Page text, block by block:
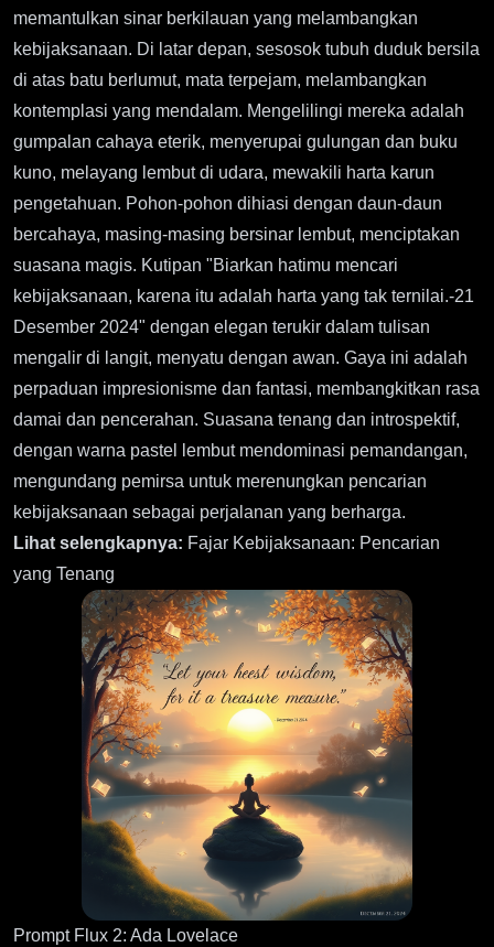
memantulkan sinar berkilauan yang melambangkan
kebijaksanaan. Di latar depan, sesosok tubuh duduk bersila
di atas batu berlumut, mata terpejam, melambangkan
kontemplasi yang mendalam. Mengelilingi mereka adalah
gumpalan cahaya eterik, menyerupai gulungan dan buku
kuno, melayang lembut di udara, mewakili harta karun
pengetahuan. Pohon-pohon dihiasi dengan daun-daun
bercahaya, masing-masing bersinar lembut, menciptakan
suasana magis. Kutipan "Biarkan hatimu mencari
kebijaksanaan, karena itu adalah harta yang tak ternilai.-21
Desember 2024" dengan elegan terukir dalam tulisan
mengalir di langit, menyatu dengan awan. Gaya ini adalah
perpaduan impresionisme dan fantasi, membangkitkan rasa
damai dan pencerahan. Suasana tenang dan introspektif,
dengan warna pastel lembut mendominasi pemandangan,
mengundang pemirsa untuk merenungkan pencarian
kebijaksanaan sebagai perjalanan yang berharga.
Lihat selengkapnya: Fajar Kebijaksanaan: Pencarian
yang Tenang
Prompt Flux 2: Ada Lovelace